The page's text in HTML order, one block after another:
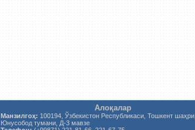
Алоқалар
Манзилгоҳ: 100194, Ўзбекистон Республикаси, Тошкент шаҳри,
Юнусобод тумани, Д-3 мавзе